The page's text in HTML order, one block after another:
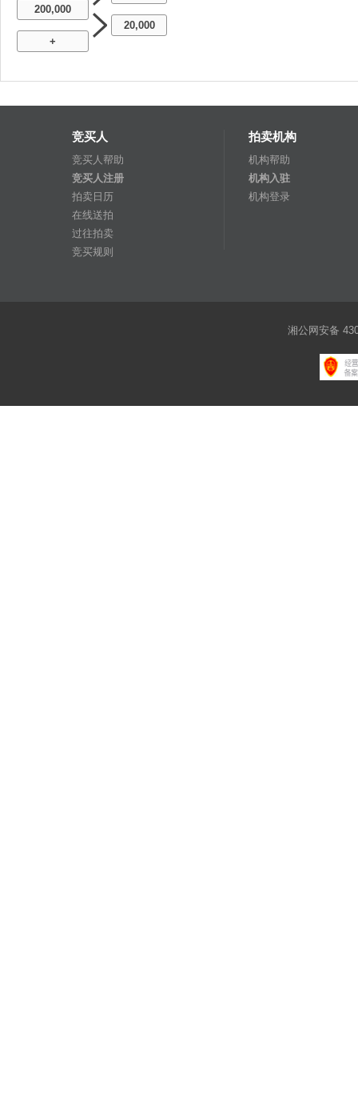
200,000
20,000
+
竞买人
竞买人帮助
竞买人注册
拍卖日历
在线送拍
过往拍卖
竞买规则
拍卖机构
机构帮助
机构入驻
机构登录
湘公网安备